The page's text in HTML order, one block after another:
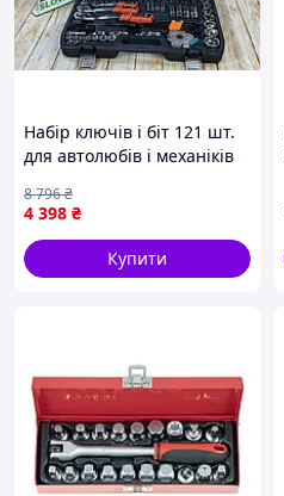
Набір ключів і біт 121 шт.
для автолюбів і механіків
для ремонту автомобіля
4 398 ₴
8 796₴
Купити